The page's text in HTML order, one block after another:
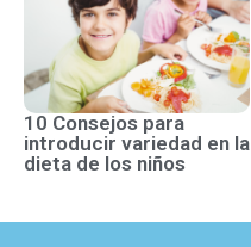
10 Consejos para
introducir variedad en la
dieta de los niños